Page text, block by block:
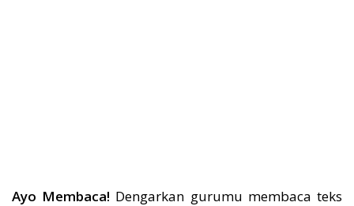
Ayo Membaca! Dengarkan gurumu membaca teks